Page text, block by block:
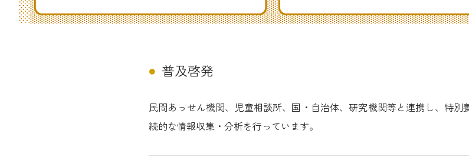
普及啓発
民間あっせん機関、児童相談所、国・自治体、研究機関等と連携し、特
続的な情報収集・分析を行っています。